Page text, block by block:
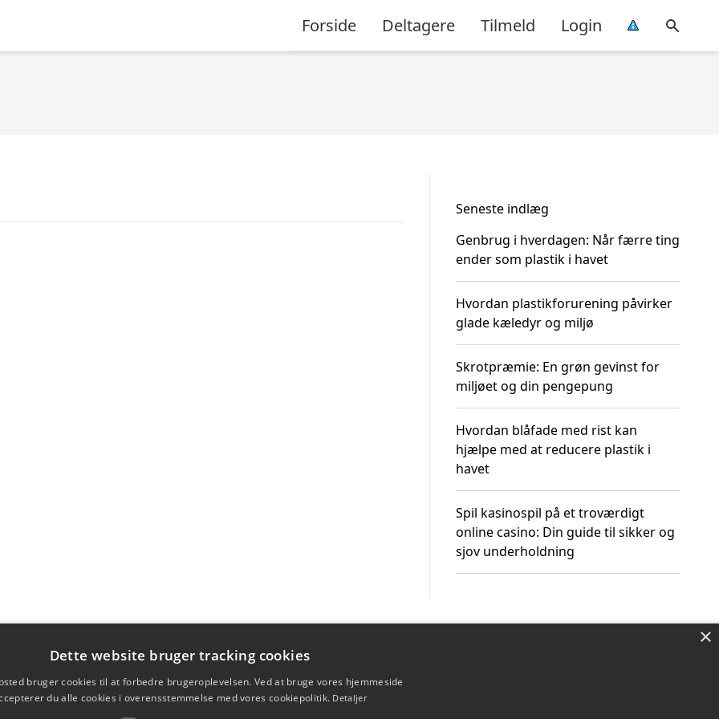
Forside Deltagere Tilmeld Login
Seneste indlæg
Genbrug i hverdagen: Når færre ting
ender som plastik i havet
Hvordan plastikforurening påvirker
glade kæledyr og miljø
Skrotpræmie: En grøn gevinst for
miljøet og din pengepung
Hvordan blåfade med rist kan
hjælpe med at reducere plastik i
havet
Spil kasinospil på et troværdigt
online casino: Din guide til sikker og
sjov underholdning
×
Dette website bruger tracking cookies
bruger cookies til at forbedre brugeroplevelsen. Ved at bruge vores hjemmeside
du alle cookies i overensstemmelse med vores cookiepolitik. Detaljer